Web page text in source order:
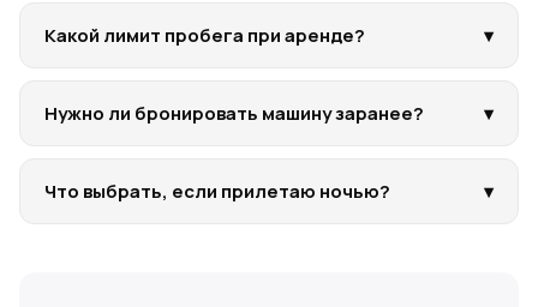
Какой лимит пробега при аренде? ▾
Нужно ли бронировать машину заранее? ▾
Что выбрать, если прилетаю ночью? ▾